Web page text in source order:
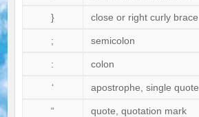
} close or right curly brace
; semicolon
: colon
‘ apostrophe, single quote
“ quote, quotation mark